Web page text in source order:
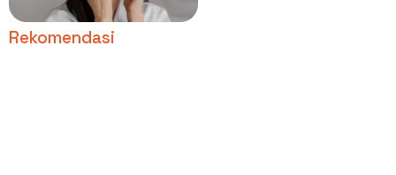
Rekomendasi